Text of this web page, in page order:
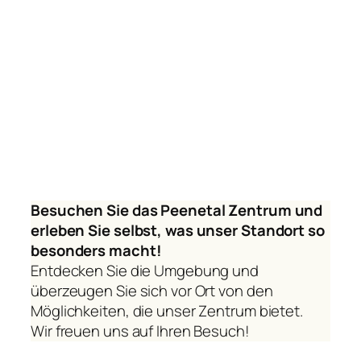
Besuchen Sie das Peenetal Zentrum und
erleben Sie selbst, was unser Standort so
besonders macht!
Entdecken Sie die Umgebung und
überzeugen Sie sich vor Ort von den
Möglichkeiten, die unser Zentrum bietet.
Wir freuen uns auf Ihren Besuch!